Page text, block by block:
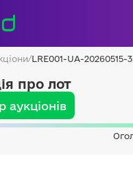
/LRE001-UA-20260515-
про лот
аукціонів